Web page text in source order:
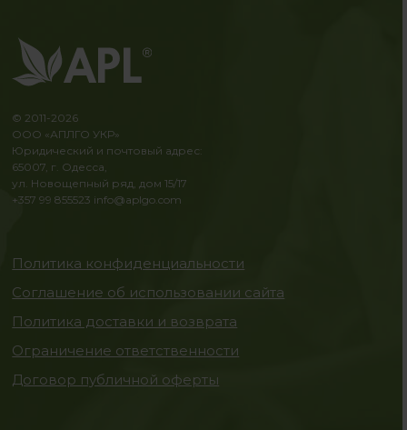
© 2011-2026
ООО «АПЛГО УКР»
Юридический и почтовый адрес:
65007, г. Одесса,
ул. Новощепный ряд, дом 15/17
+357 99 855523 info@aplgo.com
Политика конфиденциальности
Соглашение об использовании сайта
Политика доставки и возврата
Ограничение ответственности
Договор публичной оферты